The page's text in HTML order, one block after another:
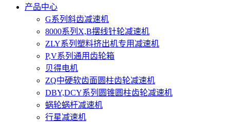
产品中心
G系列斜齿减速机
8000系列X,B摆线针轮减速机
ZLY系列塑料挤出机专用减速机
P,V系列通用齿轮箱
贝得电机
ZQ中硬软齿面圆柱齿轮减速机
DBY,DCY系列圆锥圆柱齿轮减速机
蜗轮蜗杆减速机
行星减速机